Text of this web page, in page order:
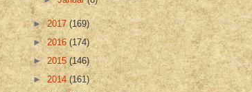
►2017(169)
►2016(174)
►2015(146)
►2014 (161)